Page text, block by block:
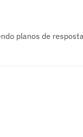
planos de